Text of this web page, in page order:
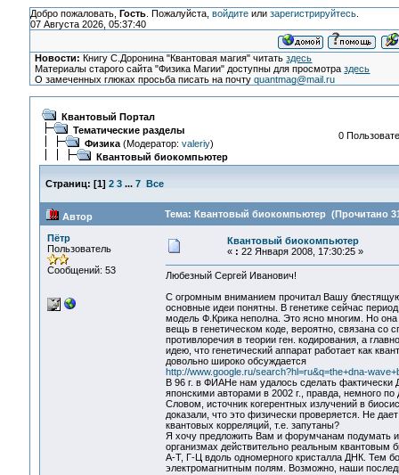
Добро пожаловать, Гость. Пожалуйста, войдитеили зарегистрируйтесь.
07 Августа 2026, 05:37:40
Новости: Книгу С.Доронина "Квантовая магия" читатьздесь
Материалы старого сайта "Физика Магии" доступны для просмотраздесь
О замеченных глюках просьба писать на почтуquantmag@mail.ru
Квантовый Портал
Тематические разделы
Физика(Модератор: valeriy)
Квантовый биокомпьютер
0
Страниц: [1] 2 3 ... 7 Все
Автор Тема: Квантовый биокомпьютер (Прочитано
Пётр
Пользователь
Сообщений: 53
Квантовый биокомпьютер
« : 22 Января 2008, 17:30:25 »
Любезный Сергей Иванович!
С огромным вниманием прочитал Вашу блестящую
основные идеи понятны. В генетике сейчас
модель Ф.Крика неполна. Это ясно многим. Но
вещь в генетическом коде, вероятно, связана
противлоречия в теории ген. кодирования, а
идею, что генетический аппарат работает как
довольно широко обсуждается
http://www.google.ru/search?hl=ru&q=the+dna-
В 96 г. в ФИАНе нам удалось сделать фактически
японскими авторами в 2002 г., правда, немного по
Словом, источник когерентных излучений в
доказали, что это физически проверяется. Не
квантовых корреляций, т.е. запутаны?
Я хочу предложить Вам и форумчанам подумать
организмах действительно реальным квантовым
А-Т, Г-Ц вдоль одномерного кристалла ДНК. Тем
электромагнитным полям. Возможно, наши